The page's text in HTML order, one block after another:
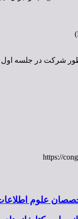
شرکت در جلسه اول
علوم